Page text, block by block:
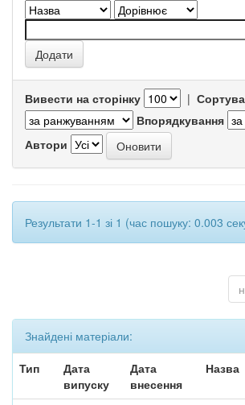
Вивести на сторінку |
Впорядкування
Автори
Результати 1-1 зі 1 (час пошуку: 0.003
Знайдені матеріали:
Тип
Дата
випуску
Дата
внесення
Назва